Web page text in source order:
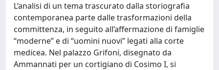
L’analisi di un tema trascurato dalla storiografia
contemporanea parte dalle trasformazioni della
committenza, in seguito all’affermazione di famiglie
“moderne” e di “uomini nuovi” legati alla corte
medicea. Nel palazzo Grifoni, disegnato da
Ammannati per un cortigiano di Cosimo I, si